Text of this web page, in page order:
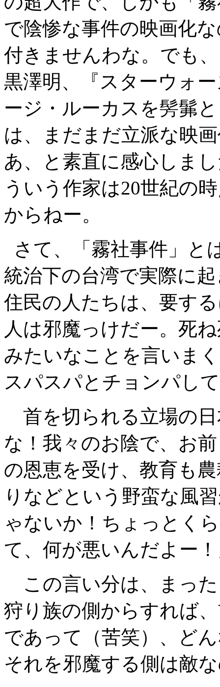
で陰惨な事件の映画化
付きませんわな。でも
黒澤明、『スターウォ
ージ・ルーカスを髣髴
は、まだまだ立派な映
あ、と素直に感心しま
ういう作家は20世紀の
からねー。
さて、「霧社事件」と
統治下の台湾で実際に
住民の人たちは、要す
人は邪魔っけだー。死
みたいなことを言いま
スパスパとチョンパし
首を切られる立場の
な！我々のお陰で、お
の恩恵を受け、教育も
りなどという野蛮な風
ゃないか！ちょっとく
て、何が悪いんだよー
この言い分は、まっ
狩り族の側からすれば
であって（苦笑）、ど
それを邪魔する側は敵